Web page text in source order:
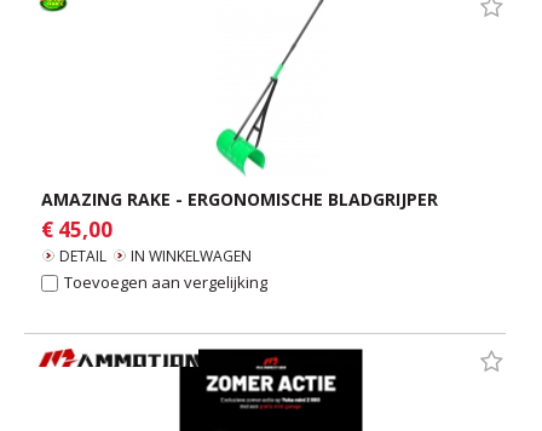
AMAZING RAKE - ERGONOMISCHE BLADGRIJPER
€ 45,00
DETAIL IN WINKELWAGEN
Toevoegen aan vergelijking